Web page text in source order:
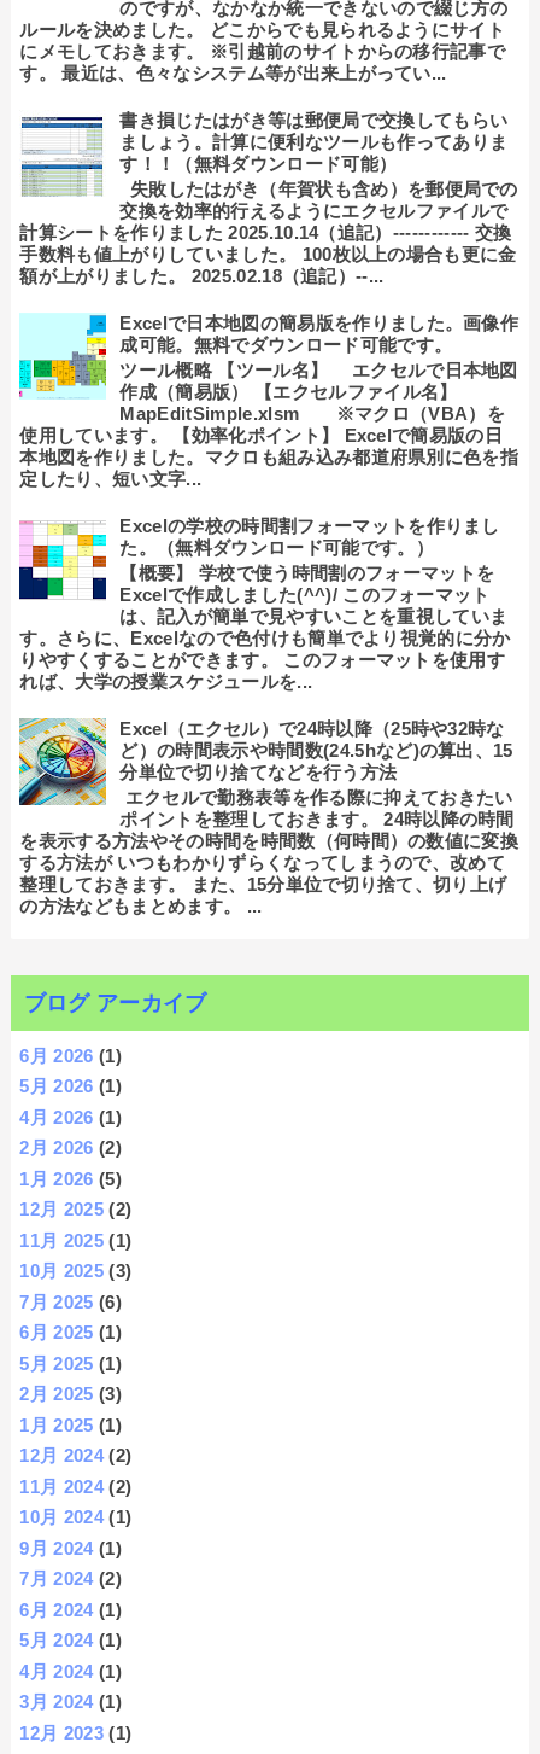
のですが、なかなか統一できないので綴じ方の
ルールを決めました。 どこからでも見られるようにサイト
にメモしておきます。 ※引越前のサイトからの移行記事で
す。 最近は、色々なシステム等が出来上がってい...
書き損じたはがき等は郵便局で交換してもらい
ましょう。計算に便利なツールも作ってありま
す！！（無料ダウンロード可能）
失敗したはがき（年賀状も含め）を郵便局での
交換を効率的行えるようにエクセルファイルで
計算シートを作りました 2025.10.14（追記）------------ 交換
手数料も値上がりしていました。 100枚以上の場合も更に金
額が上がりました。 2025.02.18（追記）--...
Excelで日本地図の簡易版を作りました。画像作
成可能。無料でダウンロード可能です。
ツール概略 【ツール名】 エクセルで日本地図
作成（簡易版） 【エクセルファイル名】
MapEditSimple.xlsm ※マクロ（VBA）を
使用しています。 【効率化ポイント】 Excelで簡易版の日
本地図を作りました。マクロも組み込み都道府県別に色を指
定したり、短い文字...
Excelの学校の時間割フォーマットを作りまし
た。（無料ダウンロード可能です。）
【概要】 学校で使う時間割のフォーマットを
Excelで作成しました(^^)/ このフォーマット
は、記入が簡単で見やすいことを重視していま
す。さらに、Excelなので色付けも簡単でより視覚的に分か
りやすくすることができます。 このフォーマットを使用す
れば、大学の授業スケジュールを...
Excel（エクセル）で24時以降（25時や32時な
ど）の時間表示や時間数(24.5hなど)の算出、15
分単位で切り捨てなどを行う方法
エクセルで勤務表等を作る際に抑えておきたい
ポイントを整理しておきます。 24時以降の時間
を表示する方法やその時間を時間数（何時間）の数値に変換
する方法が いつもわかりずらくなってしまうので、改めて
整理しておきます。 また、15分単位で切り捨て、切り上げ
の方法などもまとめます。 ...
ブログ アーカイブ
6月 2026 (1)
5月 2026 (1)
4月 2026 (1)
2月 2026 (2)
1月 2026 (5)
12月 2025 (2)
11月 2025 (1)
10月 2025 (3)
7月 2025 (6)
6月 2025 (1)
5月 2025 (1)
2月 2025 (3)
1月 2025 (1)
12月 2024(2)
11月 2024(2)
10月 2024(1)
9月 2024(1)
7月 2024(2)
6月 2024(1)
5月 2024(1)
4月 2024(1)
3月 2024(1)
12月 2023 (1)